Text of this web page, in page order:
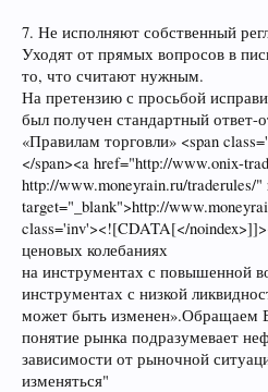
7. Не исполняют собственный
Уходят от прямых вопросов в
то, что считают нужным.
На претензию с просьбой
был получен стандартный ответ-
«Правилам торговли» <span
</span><a href="http://www.onix-
http://www.moneyrain.ru/traderules/
target="_blank">http://
class='inv'><![CDATA[</
ценовых колебаниях
на инструментах с повышенной
инструментах с низкой
может быть изменен».Обращаем
понятие рынка подразумевает
зависимости от рыночной
изменяться"